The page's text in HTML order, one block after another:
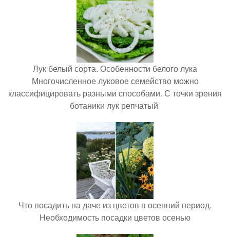
Лук белый сорта. Особенности белого лука
Многочисленное луковое семейство можно
классифицировать разными способами. С точки зрения
ботаники лук репчатый
Что посадить на даче из цветов в осенний период.
Необходимость посадки цветов осенью